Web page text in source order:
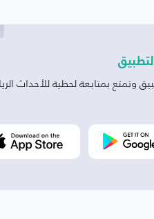
وتمتع بمتابعة لحظية للأحداث